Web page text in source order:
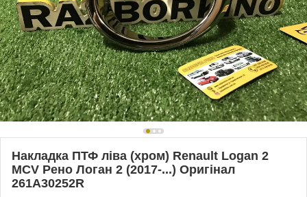
Накладка ПТФ ліва (хром) Renault Logan 2
MCV Рено Логан 2 (2017-...) Оригінал
261A30252R